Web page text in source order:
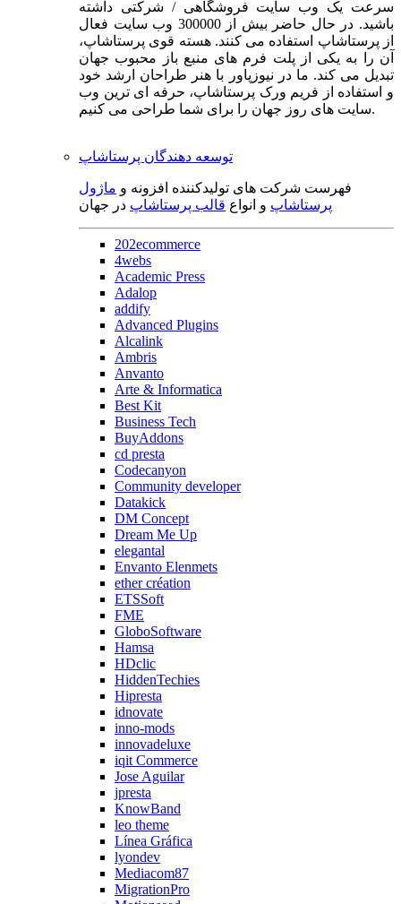
سرعت یک وب سایت فروشگاهی / شرکتی داشته
باشید. در حال حاضر بیش از 300000 وب سایت فعال
از پرستاشاپ استفاده می کنند. هسته قوی پرستاشاپ،
آن را به یکی از پلت فرم های منبع باز محبوب جهان
تبدیل می کند. ما در نیوزپاور با هنر طراحان ارشد خود
و استفاده از فریم ورک پرستاشاپ، حرفه ای ترین وب
سایت های روز جهان را برای شما طراحی می کنیم.
توسعه دهندگان پرستاشاپ
فهرست شرکت های تولیدکننده افزونه و ماژول
پرستاشاپ و انواع قالب پرستاشاپ در جهان
202ecommerce
4webs
Academic Press
Adalop
addify
Advanced Plugins
Alcalink
Ambris
Anvanto
Arte & Informatica
Best Kit
Business Tech
BuyAddons
cd presta
Codecanyon
Community developer
Datakick
DM Concept
Dream Me Up
elegantal
Envanto Elenmets
ether création
ETSSoft
FME
GloboSoftware
Hamsa
HDclic
HiddenTechies
Hipresta
idnovate
inno-mods
innovadeluxe
iqit Commerce
Jose Aguilar
jpresta
KnowBand
leo theme
Línea Gráfica
lyondev
Mediacom87
MigrationPro